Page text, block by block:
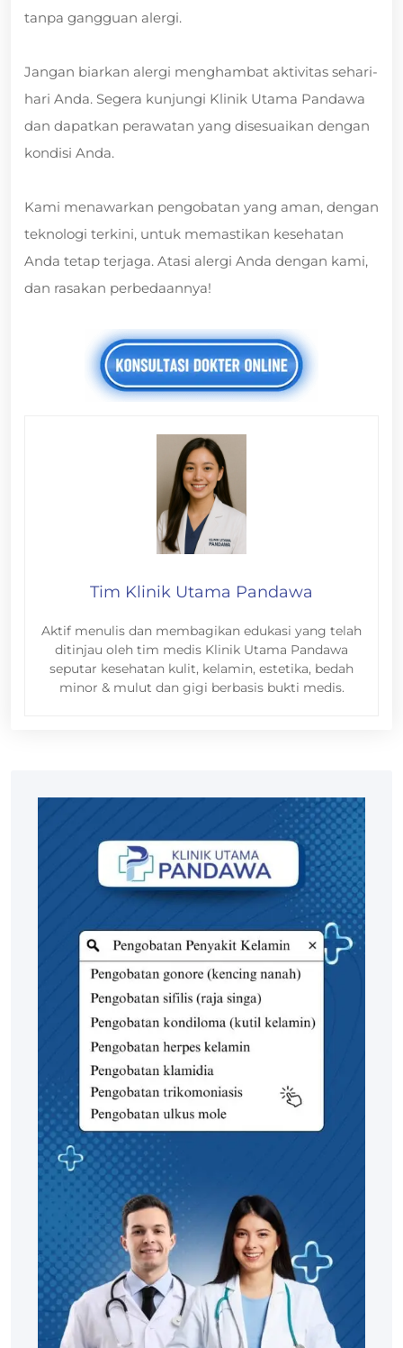
tanpa gangguan alergi.
Jangan biarkan alergi menghambat aktivitas sehari-
hari Anda. Segera kunjungi Klinik Utama Pandawa
dan dapatkan perawatan yang disesuaikan dengan
kondisi Anda.
Kami menawarkan pengobatan yang aman, dengan
teknologi terkini, untuk memastikan kesehatan
Anda tetap terjaga. Atasi alergi Anda dengan kami,
dan rasakan perbedaannya!
Tim Klinik Utama Pandawa
Aktif menulis dan membagikan edukasi yang telah
ditinjau oleh tim medis Klinik Utama Pandawa
seputar kesehatan kulit, kelamin, estetika, bedah
minor & mulut dan gigi berbasis bukti medis.